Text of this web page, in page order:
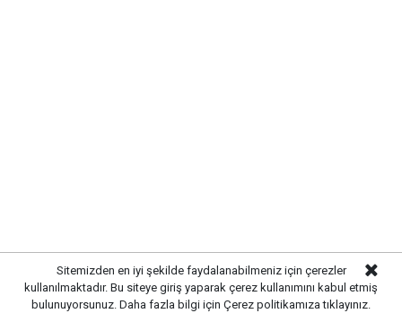
Gazetekale.comHaber Merkezi
Sitemizden en iyi şekilde faydalanabilmeniz için çerezler
kullanılmaktadır. Bu siteye giriş yaparak çerez kullanımını kabul etmiş
bulunuyorsunuz. Daha fazla bilgi için Çerez politikamıza tıklayınız.